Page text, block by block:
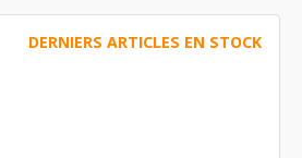
DERNIERS ARTICLES EN STOCK